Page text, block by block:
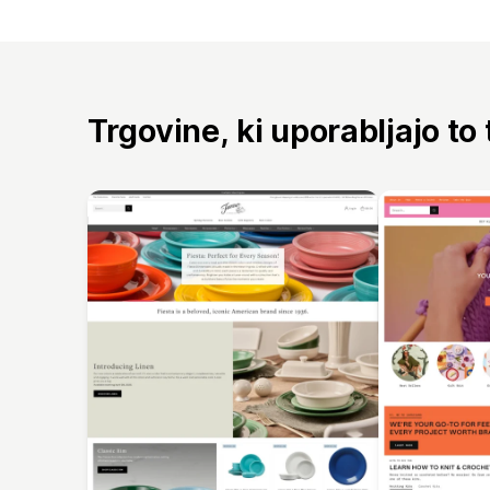
Trgovine, ki uporabljajo to